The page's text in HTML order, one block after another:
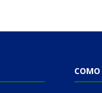
COMO